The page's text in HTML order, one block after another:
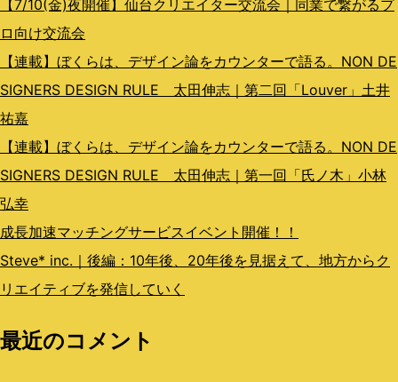
ン【7/10(金)夜開催】仙台クリエイター交流会｜同業で繋がるプ
ロ向け交流会
【連載】ぼくらは、デザイン論をカウンターで語る。NON DE
SIGNERS DESIGN RULE 太田伸志｜第二回「Louver」土井
祐嘉
【連載】ぼくらは、デザイン論をカウンターで語る。NON DE
SIGNERS DESIGN RULE 太田伸志｜第一回「氏ノ木」小林
弘幸
成長加速マッチングサービスイベント開催！！
Steve* inc.｜後編：10年後、20年後を見据えて、地方からク
リエイティブを発信していく
最近のコメント